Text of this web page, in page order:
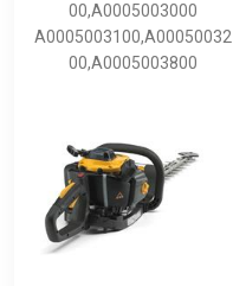
00,A0005003000
A0005003100,A00050032
00,A0005003800